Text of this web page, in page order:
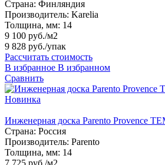
Страна: Финляндия
Производитель: Karelia
Толщина, мм: 14
9 100 руб./м2
9 828 руб./упак
Рассчитать стоимость
В избранное В избранном
Сравнить
Новинка
Инженерная доска Parento Provence
Страна: Россия
Производитель: Parento
Толщина, мм: 14
7 725 руб./м2